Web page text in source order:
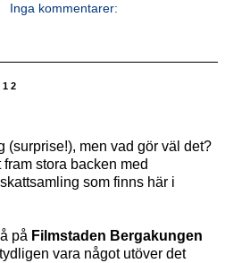
Inga kommentarer:
(surprise!), men vad gör väl det?
stora backen med
som finns här i
på Filmstaden Bergakungen
vara något utöver det